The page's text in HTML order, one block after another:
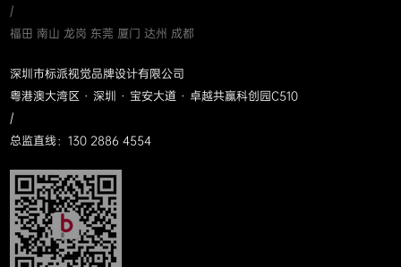
/
福田 南山 龙岗 东莞 厦门 达州 成都
深圳市标派视觉品牌设计有限公司
粤港澳大湾区 · 深圳 · 宝安大道 · 卓越共赢科创园C510
/
总监直线：130 2886 4554